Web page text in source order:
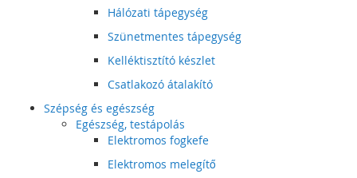
Hálózati tápegység
Szünetmentes tápegység
Kelléktisztító készlet
Csatlakozó átalakító
Szépség és egészség
Egészség, testápolás
Elektromos fogkefe
Elektromos melegítő